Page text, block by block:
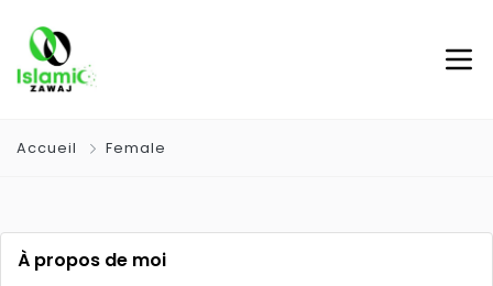
Accueil Female
À propos de moi